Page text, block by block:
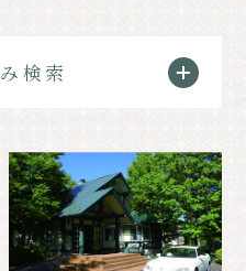
イベント情報
パンフレット⼀覧
他の協会員
ついて
検索